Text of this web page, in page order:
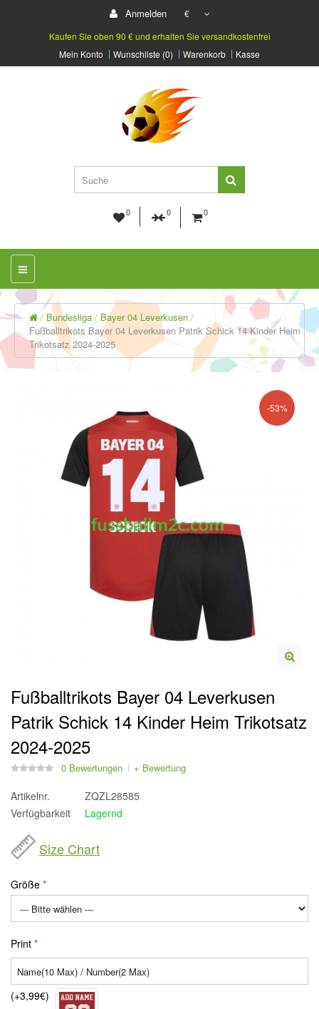
Anmelden
€
Kaufen Sie oben 90 € und erhalten Sie versandkostenfrei
Mein Konto
Wunschliste (0) Warenkorb Kasse
0 0 0
Bundesliga
Bayer 04 Leverkusen
Fußballtrikots Bayer 04 Leverkusen Patrik Schick 14 Kinder Heim
Trikotsatz 2024-2025
-53%
Fußballtrikots Bayer 04 Leverkusen
Patrik Schick 14 Kinder Heim Trikotsatz
2024-2025
0 Bewertungen + Bewertung
Artikelnr.
ZQZL28585
Verfügbarkeit
Lagernd
Size Chart
Größe
Print
(+3,99€)